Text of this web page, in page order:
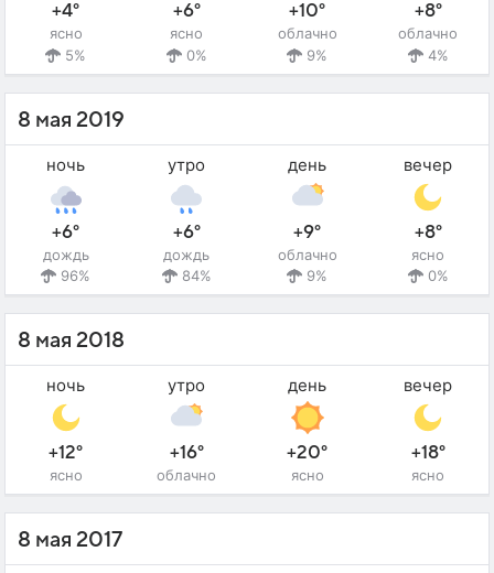
+4°
ясно
5%
+6°
ясно
0%
+10°
облачно
9%
+8°
облачно
4%
8 мая 2019
ночь
+6°
дождь
96%
утро
+6°
дождь
84%
день
+9°
облачно
9%
вечер
+8°
ясно
0%
8 мая 2018
ночь
+12°
ясно
утро
+16°
облачно
день
+20°
ясно
вечер
+18°
ясно
8 мая 2017